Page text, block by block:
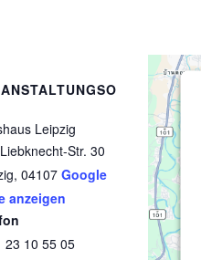
Leipzig
Str. 30
, 04107 Google
anzeigen
23 10 55 05